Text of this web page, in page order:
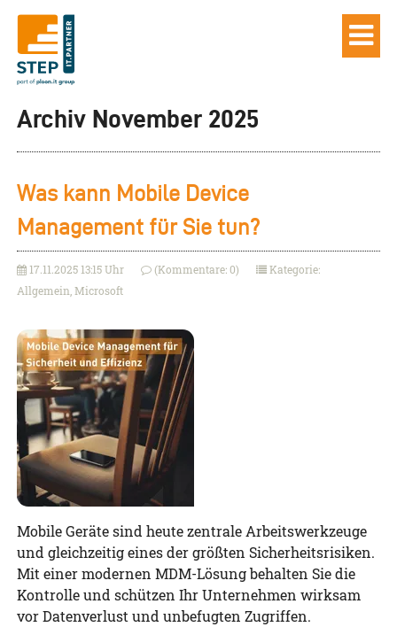
Archiv November 2025
Was kann Mobile Device
Management für Sie tun?
17.11.2025 13:15 Uhr (Kommentare: 0)
Kategorie:
Allgemein, Microsoft
Mobile Geräte sind heute zentrale Arbeitswerkzeuge
und gleichzeitig eines der größten Sicherheitsrisiken.
Mit einer modernen MDM-Lösung behalten Sie die
Kontrolle und schützen Ihr Unternehmen wirksam
vor Datenverlust und unbefugten Zugriffen.